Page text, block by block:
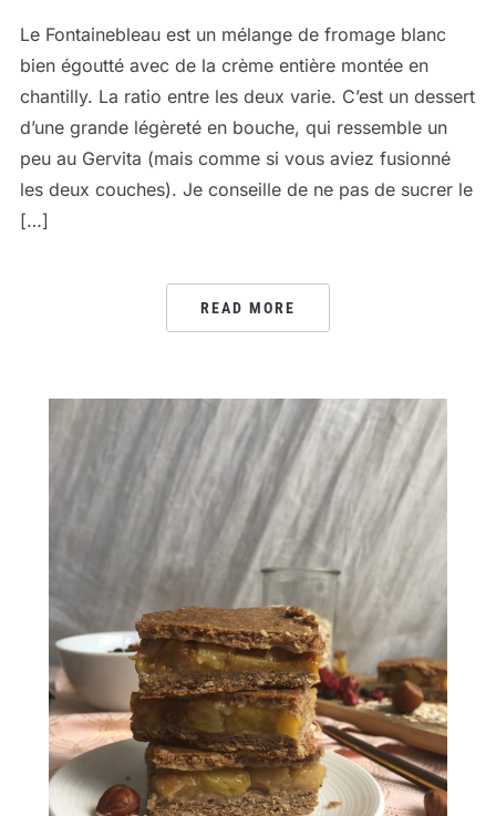
Le Fontainebleau est un mélange de fromage blanc
bien égoutté avec de la crème entière montée en
chantilly. La ratio entre les deux varie. C’est un dessert
d’une grande légèreté en bouche, qui ressemble un
peu au Gervita (mais comme si vous aviez fusionné
les deux couches). Je conseille de ne pas de sucrer le
[…]
READ MORE